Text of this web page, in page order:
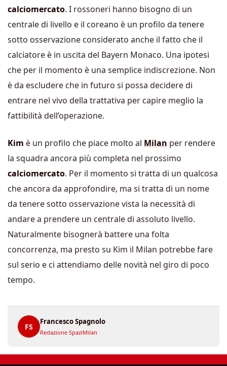
calciomercato. I rossoneri hanno bisogno di un
centrale di livello e il coreano è un profilo da tenere
sotto osservazione considerato anche il fatto che il
calciatore è in uscita del Bayern Monaco. Una ipotesi
che per il momento è una semplice indiscrezione. Non
è da escludere che in futuro si possa decidere di
entrare nel vivo della trattativa per capire meglio la
fattibilità dell’operazione.
Kim è un profilo che piace molto al Milan per rendere
la squadra ancora più completa nel prossimo
calciomercato. Per il momento si tratta di un qualcosa
che ancora da approfondire, ma si tratta di un nome
da tenere sotto osservazione vista la necessità di
andare a prendere un centrale di assoluto livello.
Naturalmente bisognerà battere una folta
concorrenza, ma presto su Kim il Milan potrebbe fare
sul serio e ci attendiamo delle novità nel giro di poco
tempo.
FS
Francesco Spagnolo
Redazione SpaziMilan